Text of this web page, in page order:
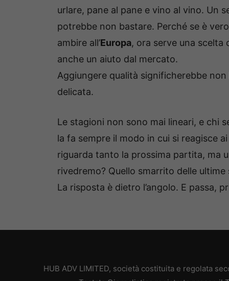
urlare, pane al pane e vino al vino. Un
potrebbe non bastare. Perché se è
ambire all’Europa, ora serve una scelta
anche un aiuto dal mercato.
Aggiungere qualità significherebbe non
delicata.
Le stagioni non sono mai lineari, e chi
la fa sempre il modo in cui si reagisce
riguarda tanto la prossima partita, ma
rivedremo? Quello smarrito delle
La risposta è dietro l’angolo. E passa,
HUB ADV LIMITED, società costituita e regolata